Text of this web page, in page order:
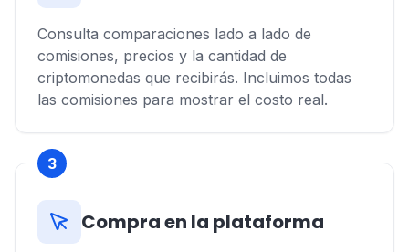
Consulta comparaciones lado a lado de
comisiones, precios y la cantidad de
criptomonedas que recibirás. Incluimos todas
las comisiones para mostrar el costo real.
3
Compra en la plataforma